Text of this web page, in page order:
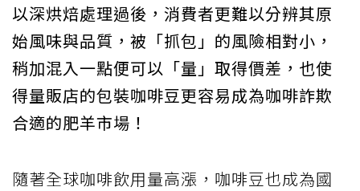
以深烘焙處理過後，消費者更難以分辨其原
始風味與品質，被「抓包」的風險相對小，
稍加混入一點便可以「量」取得價差，也使
得量販店的包裝咖啡豆更容易成為咖啡詐欺
合適的肥羊市場！
隨著全球咖啡飲用量高漲，咖啡豆也成為國